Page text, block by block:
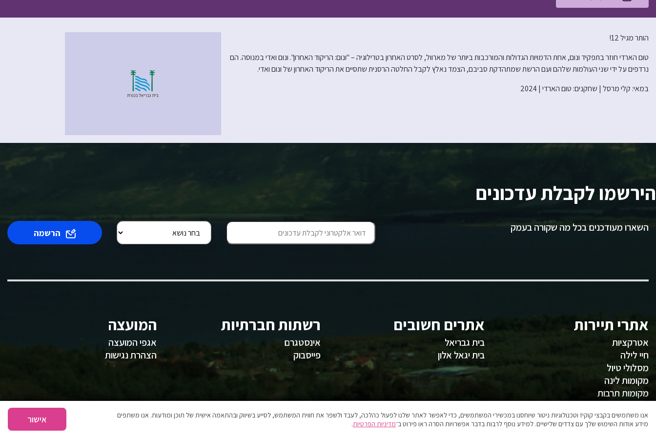
הותר מגיל 12!
טום הארדי חוזר בתפקיד ונום, אחת הדמויות הגדולות והמורכבות ביותר של מארוול, לסרט האחרון בטרילוגיה – "ונום: הריקוד האחרון". ונום ואדי במנוסה. הם
נרדפים על ידי שני העולמות שלהם ועם הרשת שמתהדקת סביבם, הצמד נאלץ לקבל החלטה הרסנית שתסיים את הריקוד האחרון של ונום ואדי.
במאי: קלי מרסל | שחקנים: טום הארדי | 2024
הירשמו לקבלת עדכונים
השארו מעודכנים בכל מה שקורה בעמק הרשמה
אתרי תיירות
אטרקציות
חיי לילה
מסלולי טיול
מקומות לינה
מקומות תרבות
אתרים חשובים
בית גבריאל
בית יגאל אלון
רשתות חברתיות
אינסטגרם
פייסבוק
המועצה
אגפי המועצה
הצהרת נגישות
אנו משתמשים בקבצי קוקיז וטכנולוגיות ניטור שיוחסנו במכשירי המשתמשים, כדי לאפשר לאתר שלנו לפעול כהלכה, לעבד ולשפר את חווית המשתמש, לסייע בשיווק ובהתאמה אישית של תוכן ומודעות. אנו משתפים
מידע אודות השימוש שלך עם צדדים שלישיים. למידע נוסף לרבות בדבר אפשרויות הסרה ראו פירוט ב־מדיניות הפרטיות. אישור